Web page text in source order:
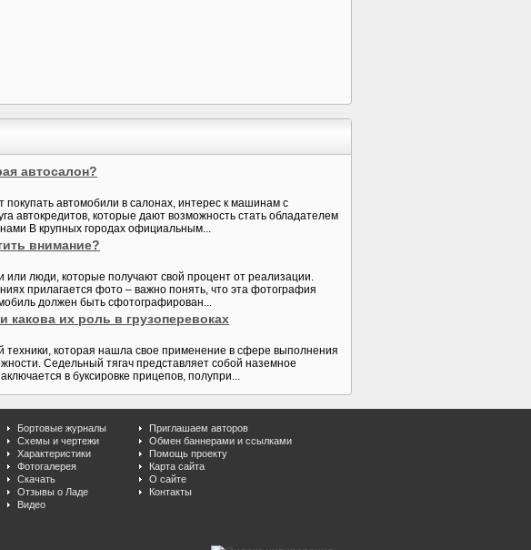
автосалон?
автомобили в салонах, интерес к машинам с
автокредитов, которые дают возможность стать обладателем
В крупных городах официальным...
внимание?
люди, которые получают свой процент от реализации.
прилагается фото – важно понять, что эта фотография
должен быть сфотографирован...
какова их роль в грузоперевоках
техники, которая нашла свое применение в сфере выполнения
Седельный тягач представляет собой наземное
в буксировке прицепов, полупри...
Бортовые журналы
Схемы и чертежи
Характеристики
Фотогалерея
Скачать
Отзывы о Ладе
Видео
Приглашаем авторов
Обмен баннерами и ссылками
Помощь проекту
Карта сайта
О сайте
Контакты